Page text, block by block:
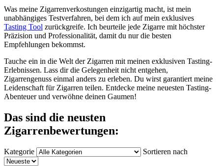
Was meine Zigarrenverkostungen einzigartig macht, ist mein
unabhängiges Testverfahren, bei dem ich auf mein exklusives
Tasting Tool zurückgreife. Ich beurteile jede Zigarre mit höchster
Präzision und Professionalität, damit du nur die besten
Empfehlungen bekommst.
Tauche ein in die Welt der Zigarren mit meinen exklusiven Tasting-
Erlebnissen. Lass dir die Gelegenheit nicht entgehen,
Zigarrengenuss einmal anders zu erleben. Du wirst garantiert meine
Leidenschaft für Zigarren teilen. Entdecke meine neuesten Tasting-
Abenteuer und verwöhne deinen Gaumen!
Das sind die neusten
Zigarrenbewertungen:
Kategorie Sortieren nach